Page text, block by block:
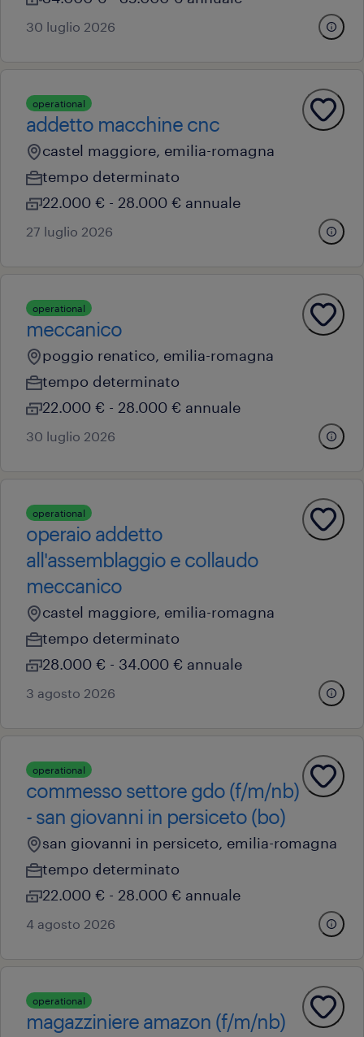
30 luglio 2026
operational
addetto macchine cnc
castel maggiore, emilia-romagna
tempo determinato
22.000 € - 28.000 € annuale
27 luglio 2026
operational
meccanico
poggio renatico, emilia-romagna
tempo determinato
22.000 € - 28.000 € annuale
30 luglio 2026
operational
operaio addetto
all'assemblaggio e collaudo
meccanico
castel maggiore, emilia-romagna
tempo determinato
28.000 € - 34.000 € annuale
3 agosto 2026
operational
commesso settore gdo (f/m/nb)
- san giovanni in persiceto (bo)
san giovanni in persiceto, emilia-romagna
tempo determinato
22.000 € - 28.000 € annuale
4 agosto 2026
operational
magazziniere amazon (f/m/nb)